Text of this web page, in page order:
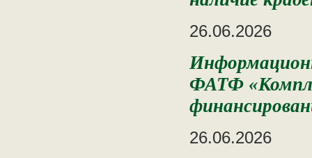
26.06.2026
ФАТФ
26.06.2026